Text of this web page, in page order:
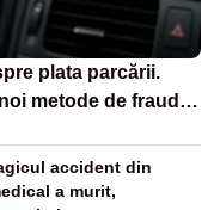
plata parcării.
metode de fraudă
accident din
a murit,